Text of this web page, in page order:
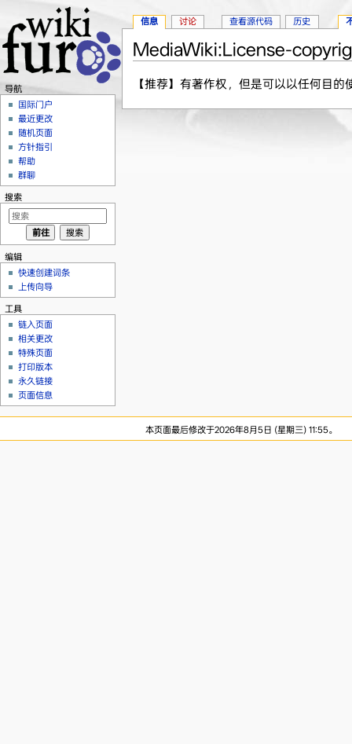
MediaWiki:License-
【推荐】有著作权，但是可以以任何目
信息 讨论 查看源代码 历史
导航
国际门户
最近更改
随机页面
方针指引
帮助
群聊
搜索
编辑
快速创建词条
上传向导
工具
链入页面
相关更改
特殊页面
打印版本
永久链接
页面信息
本页面最后修改于2026年8月5日 (星期三) 11:55。